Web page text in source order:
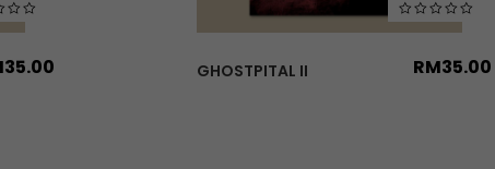
35.00 GHOSTPITAL II RM35.00